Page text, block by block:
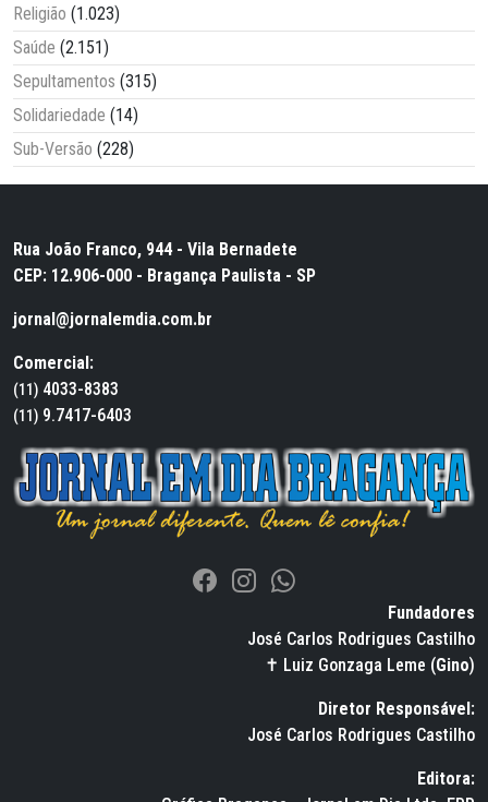
Religião (1.023)
Saúde (2.151)
Sepultamentos (315)
Solidariedade (14)
Sub-Versão (228)
Rua João Franco, 944 - Vila Bernadete
CEP: 12.906-000 - Bragança Paulista - SP
jornal@jornalemdia.com.br
Comercial:
(11) 4033-8383
(11) 9.7417-6403
Fundadores
José Carlos Rodrigues Castilho
✝ Luiz Gonzaga Leme (Gino)
Diretor Responsável:
José Carlos Rodrigues Castilho
Editora: